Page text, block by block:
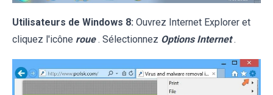
Utilisateurs de Windows 8: Ouvrez Internet Explorer et
cliquez l'icône roue . Sélectionnez Options Internet .